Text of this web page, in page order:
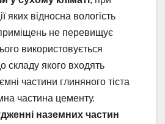
яких відносна вологість
не перевищує
використовується
складу якого входять
частини глиняного тіста
частина цементу.
наземних частин